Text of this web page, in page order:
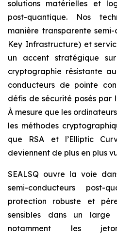
solutions matérielles et
post-quantique. Nos
manière transparente
Key Infrastructure) et
un accent stratégique
cryptographie résistante
conducteurs de pointe
défis de sécurité posés par
À mesure que les
les méthodes
que RSA et l’Elliptic
deviennent de plus en plus
SEALSQ ouvre la voie
semi-conducteurs post-
protection robuste et
sensibles dans un large
notamment les